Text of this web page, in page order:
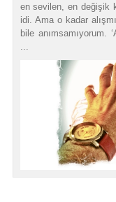
en sevilen, en değişik
idi. Ama o kadar
bile anımsamıyorum.